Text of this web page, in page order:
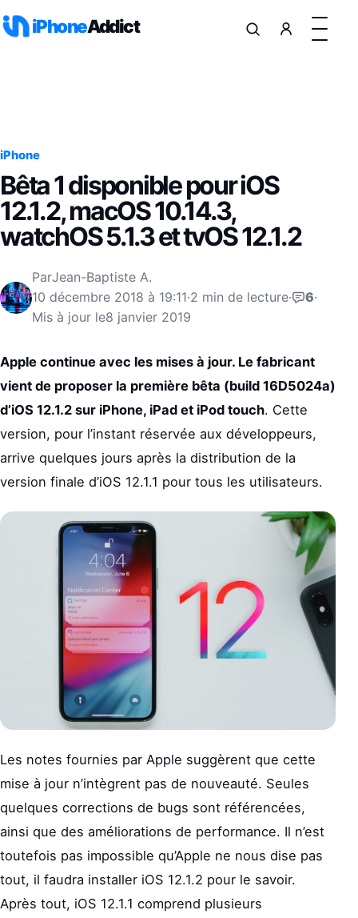
iPhoneAddict
iPhone
Bêta 1 disponible pour iOS
12.1.2, macOS 10.14.3,
watchOS 5.1.3 et tvOS 12.1.2
ParJean-Baptiste A.
10 décembre 2018 à 19:11·2 min de lecture· 6·
Mis à jour le8 janvier 2019
Apple continue avec les mises à jour. Le fabricant
vient de proposer la première bêta (build 16D5024a)
d’iOS 12.1.2 sur iPhone, iPad et iPod touch. Cette
version, pour l’instant réservée aux développeurs,
arrive quelques jours après la distribution de la
version finale d’iOS 12.1.1 pour tous les utilisateurs.
Les notes fournies par Apple suggèrent que cette
mise à jour n’intègrent pas de nouveauté. Seules
quelques corrections de bugs sont référencées,
ainsi que des améliorations de performance. Il n’est
toutefois pas impossible qu’Apple ne nous dise pas
tout, il faudra installer iOS 12.1.2 pour le savoir.
Après tout, iOS 12.1.1 comprend plusieurs